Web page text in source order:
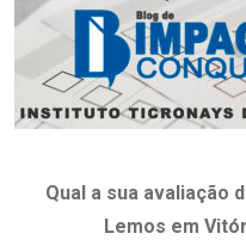
Qual a sua avaliação
Lemos em